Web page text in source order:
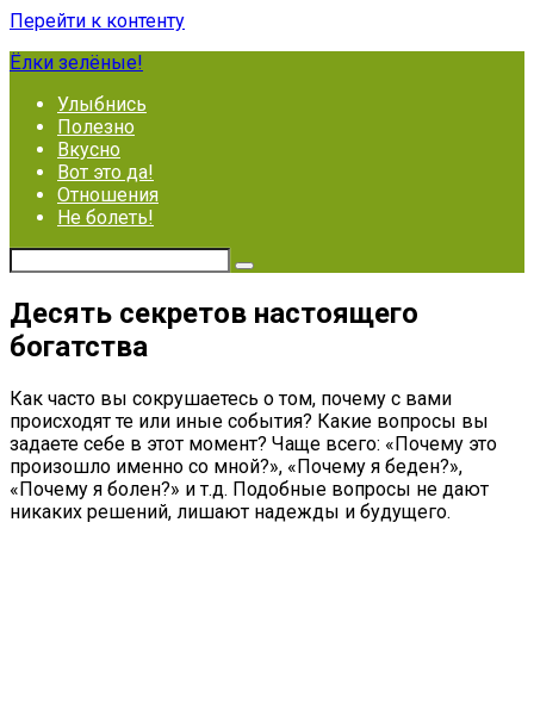
Перейти к контенту
Ёлки зелёные!
Улыбнись
Полезно
Вкусно
Вот это да!
Отношения
Не болеть!
Десять секретов настоящего
богатства
Как часто вы сокрушаетесь о том, почему с вами
происходят те или иные события? Какие вопросы вы
задаете себе в этот момент? Чаще всего: «Почему это
произошло именно со мной?», «Почему я беден?»,
«Почему я болен?» и т.д. Подобные вопросы не дают
никаких решений, лишают надежды и будущего.